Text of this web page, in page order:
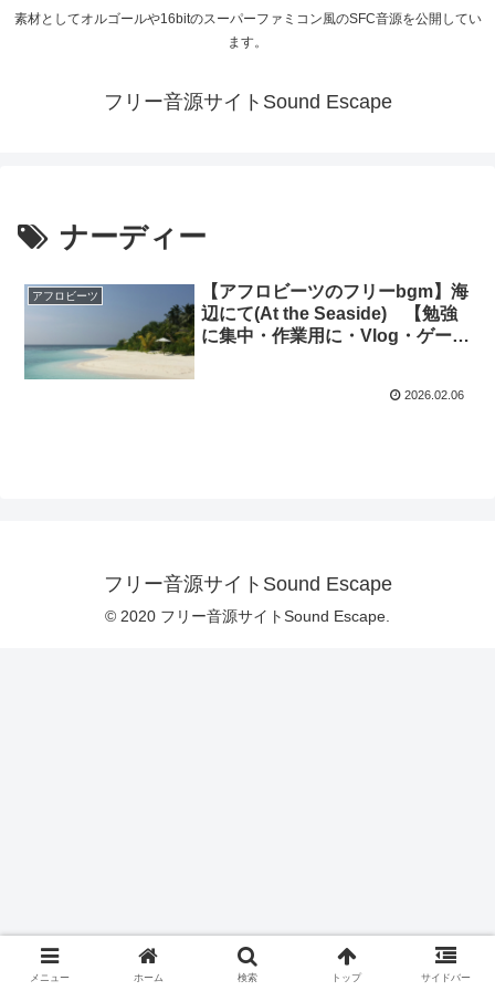
素材としてオルゴールや16bitのスーパーファミコン風のSFC音源を公開してい
ます。
フリー音源サイトSound Escape
ナーディー
アフロビーツ
【アフロビーツのフリーbgm】海
辺にて(At the Seaside) 【勉強
に集中・作業用に・Vlog・ゲーム
2026.02.06
フリー音源サイトSound Escape
© 2020 フリー音源サイトSound Escape.
メニュー ホーム 検索 トップ サイドバー